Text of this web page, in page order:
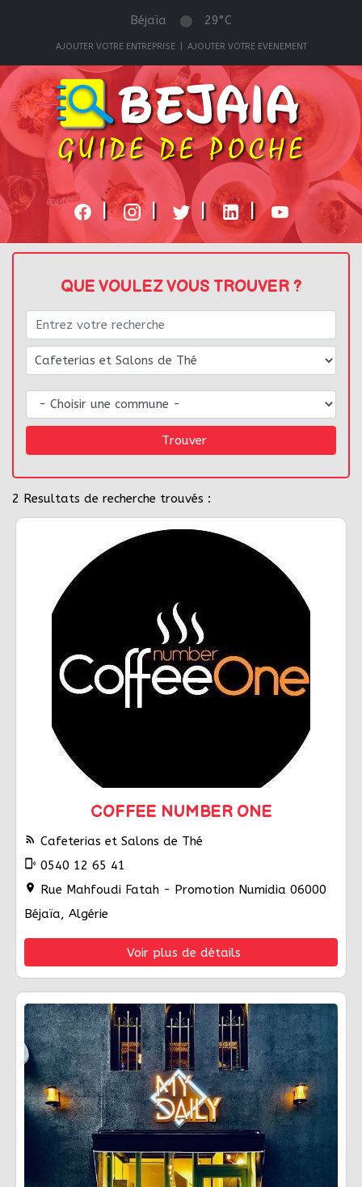
Béjaïa 29°C
AJOUTER VOTRE ENTREPRISE| AJOUTER VOTRE EVENEMENT
| | | |
QUE VOULEZ VOUS TROUVER ?
Trouver
2 Resultats de recherche trouvés :
COFFEE NUMBER ONE
rss_feed Cafeterias et Salons de Thé
phonelink_ring 0540 12 65 41
location_on Rue Mahfoudi Fatah - Promotion Numidia 06000
Béjaïa, Algérie
Voir plus de détails